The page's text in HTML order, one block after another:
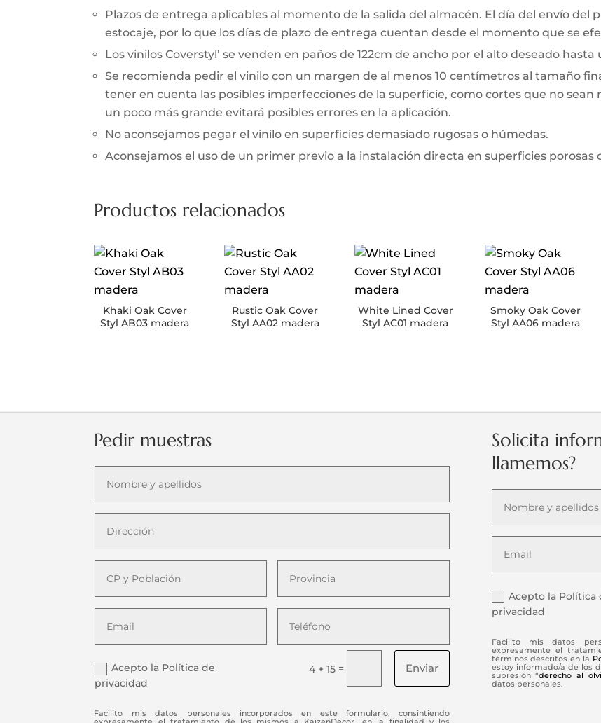
Plazos de entrega aplicables al momento de la salida del almacén. El día del envío del
estocaje, por lo que los días de plazo de entrega cuentan desde el momento que se
Los vinilos Coverstyl’ se venden en paños de 122cm de ancho por el alto deseado
Se recomienda pedir el vinilo con un margen de al menos 10 centímetros al tamaño
tener en cuenta las posibles imperfecciones de la superficie, como cortes que no sean
un poco más grande evitará posibles errores en la aplicación.
No aconsejamos pegar el vinilo en superficies demasiado rugosas o húmedas.
Aconsejamos el uso de un primer previo a la instalación directa en superficies porosas
Productos relacionados
Khaki Oak Cover
Styl AB03 madera
Rustic Oak Cover
Styl AA02 madera
White Lined Cover
Styl AC01 madera
Smoky Oak Cover
Styl AA06 madera
Pedir muestras
Acepto la Política de
privacidad
4 + 15 = Enviar
Facilito mis datos personales incorporados en este formulario, consintiendo
Solicita
llamemos?
Acepto la Política
privacidad
Facilito mis datos
expresamente el
términos descritos en la
estoy informado/a de los
supresión “derecho al
datos personales.